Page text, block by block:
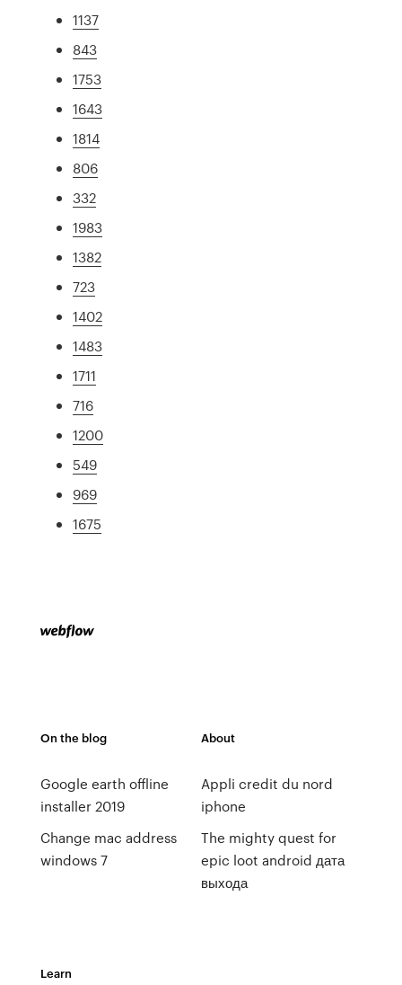
1137
843
1753
1643
1814
806
332
1983
1382
723
1402
1483
1711
716
1200
549
969
1675
On the blog
Google earth offline
installer 2019
Change mac address
windows 7
About
Appli credit du nord
iphone
The mighty quest for
epic loot android дата
выхода
Learn